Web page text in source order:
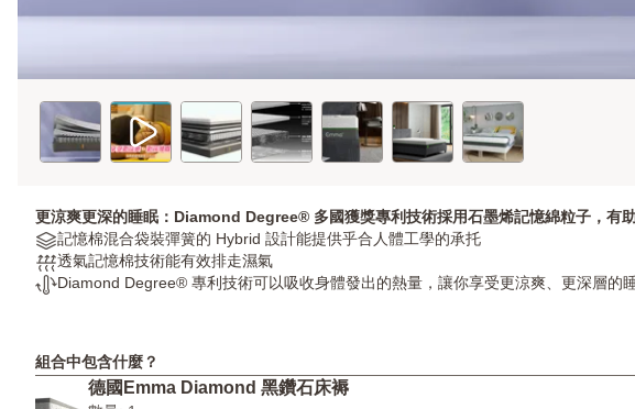
更涼爽更深的睡眠：Diamond Degree® 多國獲獎專利技術採用石墨烯記憶綿粒子，有助
Materials:
記
憶
袋
記憶棉混合袋裝彈簧的 Hybrid 設計能提供乎合人體工學的承托
透
氣
記
透氣記憶棉技術能有效排走濕氣
溫
Diamond
Degree®
Diamond Degree® 專利技術可以吸收身體發出的熱量，讓你享受更涼爽、更深層的
組合中包含什麼？
德國Emma Diamond 黑鑽石床褥